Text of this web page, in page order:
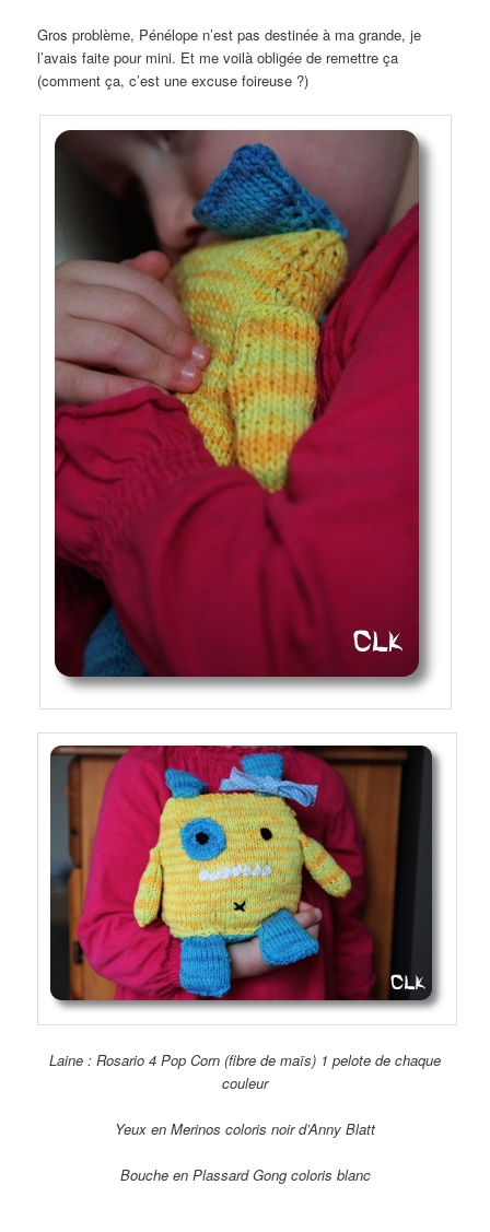
Gros problème, Pénélope n’est pas destinée à ma grande, je
l’avais faite pour mini. Et me voilà obligée de remettre ça
(comment ça, c’est une excuse foireuse ?)
Laine : Rosario 4 Pop Corn (fibre de maïs) 1 pelote de chaque
couleur
Yeux en Merinos coloris noir d’Anny Blatt
Bouche en Plassard Gong coloris blanc